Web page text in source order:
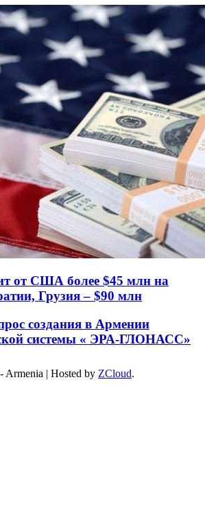
от США более $45 млн на
Грузия – $90 млн
создания в Армении
системы « ЭРА-ГЛОНАСС»
Armenia | Hosted by ZCloud.